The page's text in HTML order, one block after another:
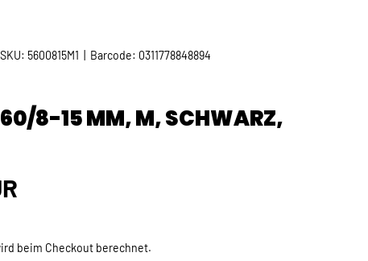
SKU: 5600815M1 Barcode: 0311778848894
60/8-15 MM, M, SCHWARZ,
beim Checkout berechnet.